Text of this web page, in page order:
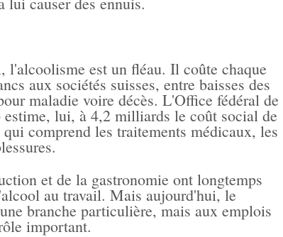
l'alcoolisme est un fléau. Il coûte chaque
aux sociétés suisses, entre baisses des
maladie voire décès. L'Office fédéral de
estime, lui, à 4,2 milliards le coût social de
comprend les traitements médicaux, les
et de la gastronomie ont longtemps
au travail. Mais aujourd'hui, le
branche particulière, mais aux emplois
important.